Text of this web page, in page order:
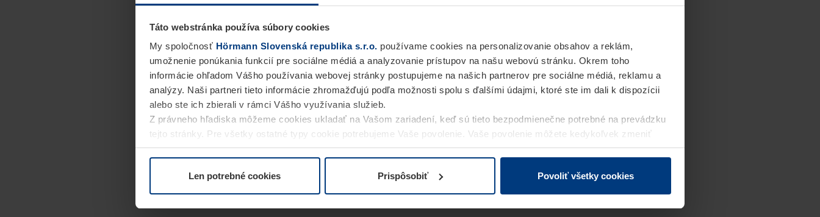
Táto webstránka používa súbory cookies
My spoločnosť Hörmann Slovenská republika s.r.o. používame cookies na personalizovanie obsahov a reklám,
umožnenie ponúkania funkcií pre sociálne médiá a analyzovanie prístupov na našu webovú stránku. Okrem toho
informácie ohľadom Vášho používania webovej stránky postupujeme na našich partnerov pre sociálne médiá, reklamu a
analýzy. Naši partneri tieto informácie zhromažďujú podľa možnosti spolu s ďalšími údajmi, ktoré ste im dali k dispozícii
alebo ste ich zbierali v rámci Vášho využívania služieb.
Z právneho hľadiska môžeme cookies ukladať na Vašom zariadení, keď sú tieto bezpodmienečne potrebné na prevádzku
tejto stránky. Pre všetky ostatné typy cookie potrebujeme Vaše povolenie. Vaše povolenie môžete kedykoľvek zmeniť
alebo odvolať vo vysvetlení cookie na stránkeVyhlásenie o ochrane osobných údajovnašej webovej stránky.
Len potrebné cookies Prispôsobiť Povoliť všetky cookies